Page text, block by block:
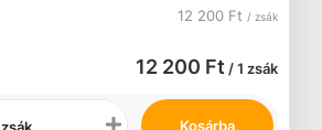
12 200 Ft / zsák
12 200 Ft / 1 zsák
zsák Kosárba